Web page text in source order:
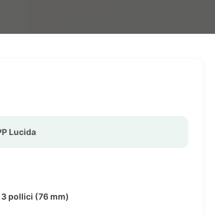
Lucida
pollici (76 mm)